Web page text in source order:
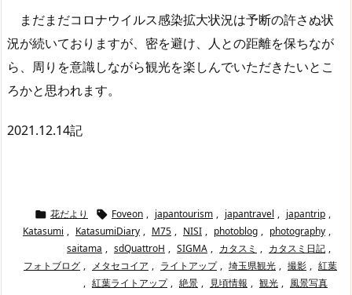
まだまだコロナウイルス感染拡大状況は予断の許さぬ状
況が続いておりますが、密を避け、人との距離を保ちなが
ら、周りを意識しながら観光を楽しんでいただきたいとこ
ろかと思われます。
2021.12.14記
 花だより  Foveon , japantourism , japantravel , japantrip ,
Katasumi , KatasumiDiary , M75 , NISI , photoblog , photography ,
saitama , sdQuattroH , SIGMA , カタスミ , カタスミ日記 ,
フォトブログ , メタセコイア , ライトアップ , 埼玉県観光 , 撮影 , 紅葉
, 紅葉ライトアップ , 絶景 , 見頃情報 , 観光 , 風景写真